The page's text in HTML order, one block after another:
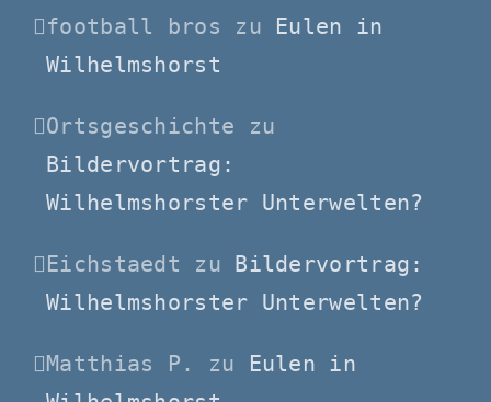
football bros zu Eulen in
Wilhelmshorst
Ortsgeschichte zu
Bildervortrag:
Wilhelmshorster Unterwelten?
Eichstaedt zu Bildervortrag:
Wilhelmshorster Unterwelten?
Matthias P. zu
Eulen in